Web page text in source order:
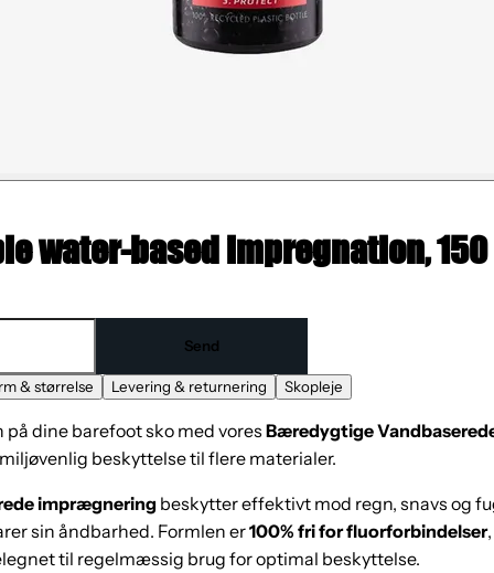
water-based impregnation,
Send
& størrelse Levering & returnering Skopleje
dine barefoot sko med voresBæredygtige
beskyttelse til flere materialer.
imprægneringbeskytter effektivt mod regn, snavs og
sin åndbarhed. Formlen er100% fri for fluorforbindelser
til regelmæssig brug for optimal beskyttelse.